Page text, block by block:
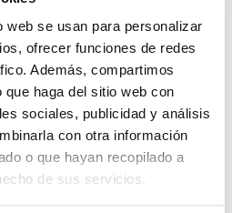
web se usan para personalizar
ofrecer funciones de redes
Además, compartimos
haga del sitio web con
sociales, publicidad y análisis
con otra información
o que hayan recopilado a
de sus servicios.
y cuidada, proporciona
que la
la iluminación y no
la gran
ya que al ser
perforar. Además, se
reemplazar lámparas